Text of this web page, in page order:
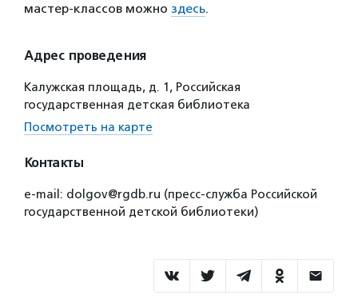
мастер-классов можно здесь.
Адрес проведения
Калужская площадь, д. 1, Российская
государственная детская библиотека
Посмотреть на карте
Контакты
e-mail: dolgov@rgdb.ru (пресс-служба Российской
государственной детской библиотеки)